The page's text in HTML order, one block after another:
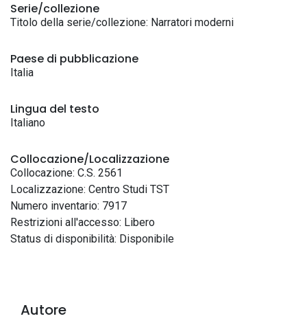
Serie/collezione
Titolo della serie/collezione: Narratori moderni
Paese di pubblicazione
Italia
Lingua del testo
Italiano
Collocazione/Localizzazione
Collocazione: C.S. 2561
Localizzazione: Centro Studi TST
Numero inventario: 7917
Restrizioni all'accesso: Libero
Status di disponibilità: Disponibile
Autore